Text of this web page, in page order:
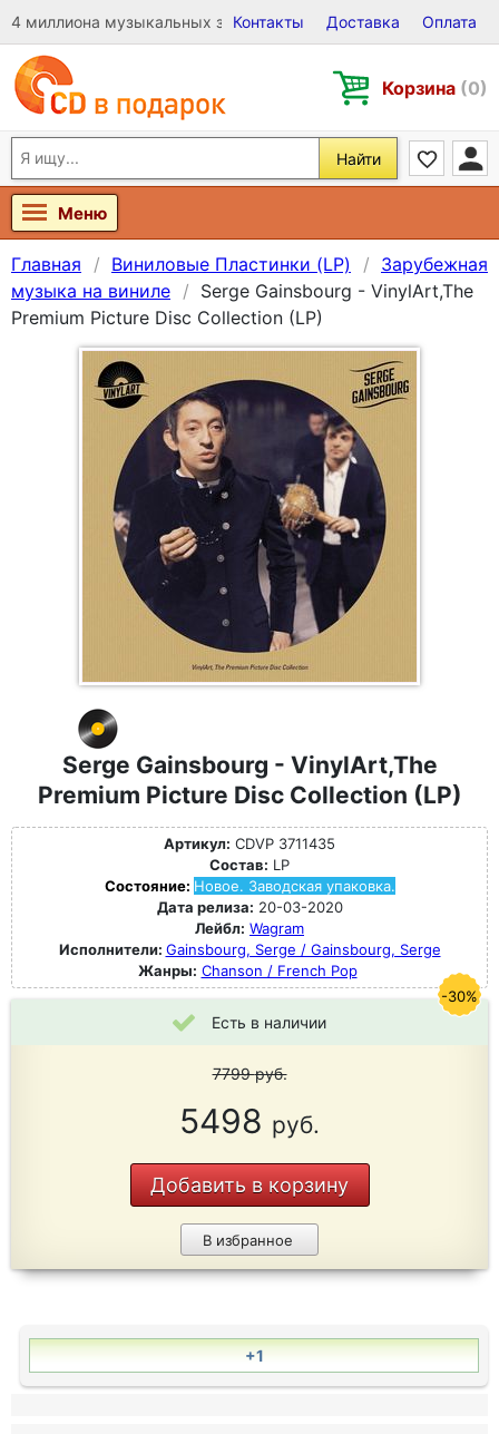
4 миллиона музыкальных записей на Виниле, CD и DVD
Контакты Доставка Оплата
Корзина (0)
Найти
Меню
Главная Виниловые Пластинки (LP)
Зарубежная
музыка на виниле
Serge Gainsbourg - VinylArt,The
Premium Picture Disc Collection (LP)
Serge Gainsbourg - VinylArt,The
Premium Picture Disc Collection (LP)
Артикул: CDVP 3711435
Состав: LP
Состояние: Новое. Заводская упаковка.
Дата релиза: 20-03-2020
Лейбл: Wagram
Исполнители: Gainsbourg, Serge / Gainsbourg, Serge
Жанры: Chanson / French Pop
Есть в наличии
7799руб.
5498 руб.
Добавить в корзину
В избранное
-30%
+1